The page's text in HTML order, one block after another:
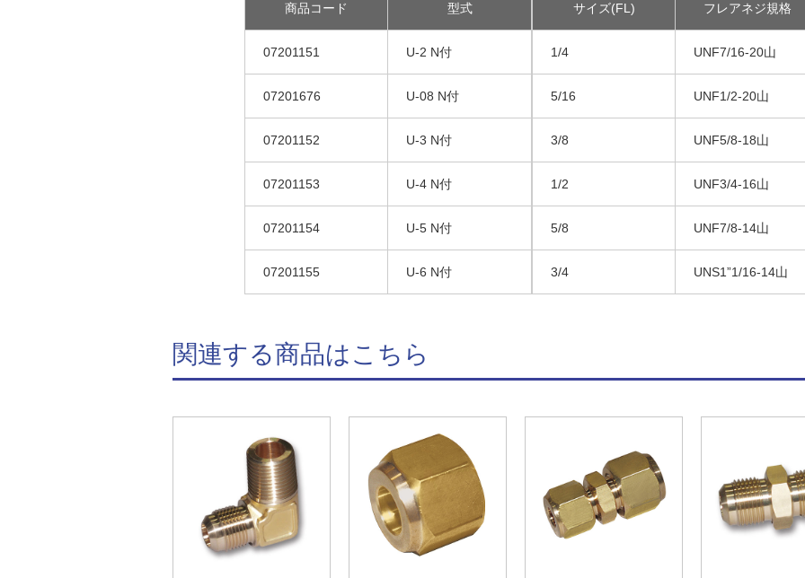
商品コード 型式
07201151 U-2 N付
07201676 U-08 N付
07201152 U-3 N付
07201153 U-4 N付
07201154 U-5 N付
07201155 U-6 N付
サイズ(FL) フレアネジ規格
1/4 UNF7/16-20山
5/16 UNF1/2-20山
3/8 UNF5/8-18山
1/2 UNF3/4-16山
5/8 UNF7/8-14山
3/4 UNS1”1/16-14山
関連する商品はこちら